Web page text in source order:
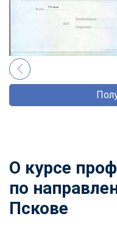
О курсе
по
Пскове